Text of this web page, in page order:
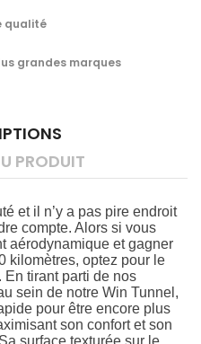
qualité
grandes marques
PRODUIT
et il n’y a pas pire endroit
compte. Alors si vous
aérodynamique et gagner
kilomètres, optez pour le
tirant parti de nos
sein de notre Win Tunnel,
pour être encore plus
son confort et son
surface texturée sur le